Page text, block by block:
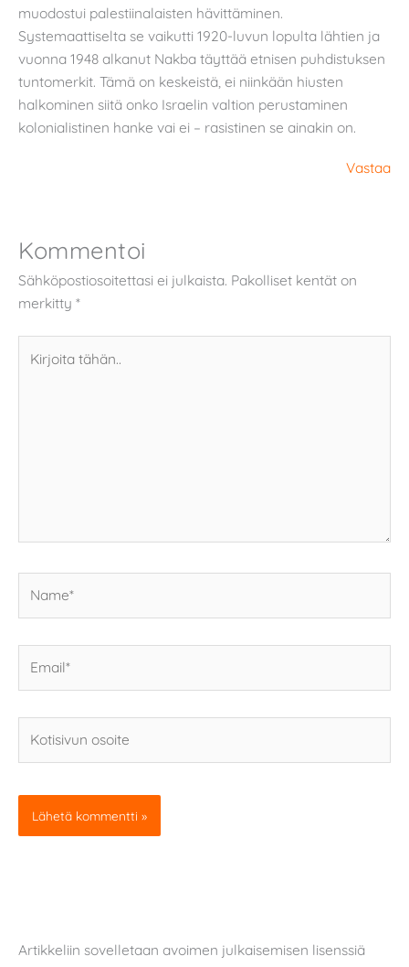
muodostui palestiinalaisten hävittäminen.
Systemaattiselta se vaikutti 1920-luvun lopulta lähtien ja
vuonna 1948 alkanut Nakba täyttää etnisen puhdistuksen
tuntomerkit. Tämä on keskeistä, ei niinkään hiusten
halkominen siitä onko Israelin valtion perustaminen
kolonialistinen hanke vai ei – rasistinen se ainakin on.
Vastaa
Kommentoi
Sähköpostiosoitettasi ei julkaista. Pakolliset kentät on
merkitty *
tähän..
osoite
Artikkeliin sovelletaan avoimen julkaisemisen lisenssiä